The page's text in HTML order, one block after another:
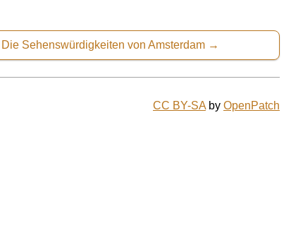
Die Sehenswürdigkeiten von Amsterdam
CC BY-SA by OpenPatch